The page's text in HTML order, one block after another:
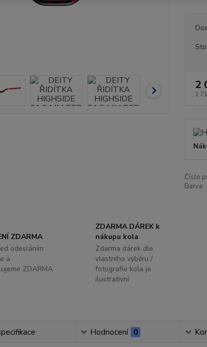
2
1
Číslo
Barva:
ZDARMA
odesláním
a
ZDARMA
ZDARMA DÁREK k
nákupu kola
Zdarma dárek dle
vlastního výběru /
fotografie kola je
ilustrativní
Hodnocení 0